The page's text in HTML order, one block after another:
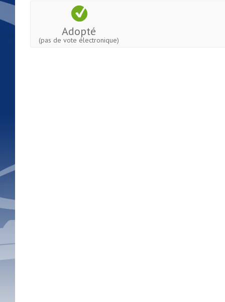
Adopté
(pas de vote électronique)